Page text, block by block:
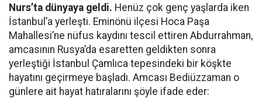
Nurs’ta dünyaya geldi. Henüz çok genç yaşlarda iken
İstanbul’a yerleşti. Eminönü ilçesi Hoca Paşa
Mahallesi’ne nüfus kaydını tescil ettiren Abdurrahman,
amcasının Rusya’da esaretten geldikten sonra
yerleştiği İstanbul Çamlıca tepesindeki bir köşkte
hayatını geçirmeye başladı. Amcası Bediüzzaman o
günlere ait hayat hatıralarını şöyle ifade eder: